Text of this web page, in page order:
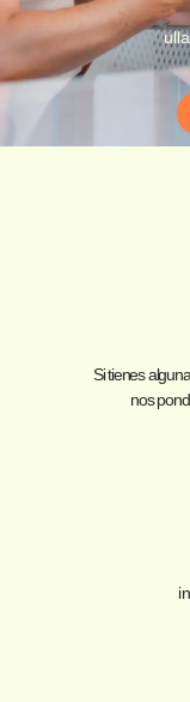
Si tienes
nos